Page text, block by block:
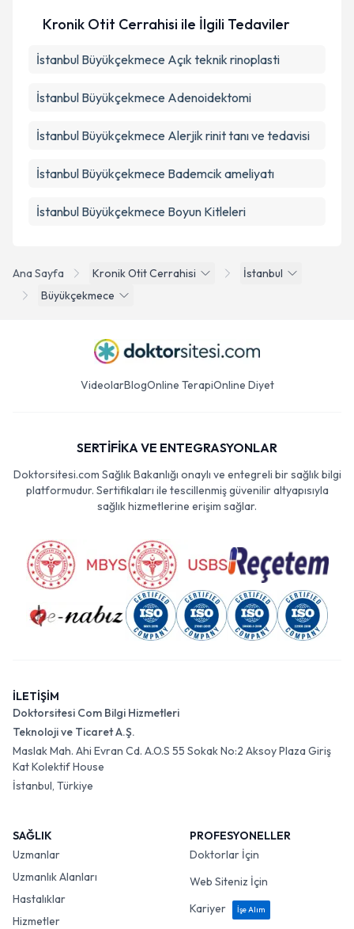
Ana Sayfa Kronik Otit Cerrahisi
İstanbul
Büyükçekmece
Kronik Otit Cerrahisi ile İlgili Tedaviler
İstanbul Büyükçekmece Açık teknik rinoplasti
İstanbul Büyükçekmece Adenoidektomi
İstanbul Büyükçekmece Alerjik rinit tanı ve tedavisi
İstanbul Büyükçekmece Bademcik ameliyatı
İstanbul Büyükçekmece Boyun Kitleleri
VideolarBlogOnline TerapiOnline Diyet
SERTİFİKA VE ENTEGRASYONLAR
Doktorsitesi.com Sağlık Bakanlığı onaylı ve entegreli bir sağlık bilgi
platformudur. Sertifikaları ile tescillenmiş güvenilir altyapısıyla
sağlık hizmetlerine erişim sağlar.
İLETİŞİM
Doktorsitesi Com Bilgi Hizmetleri
Teknoloji ve Ticaret A.Ş.
Maslak Mah. Ahi Evran Cd. A.O.S 55 Sokak No:2 Aksoy Plaza Giriş
Kat Kolektif House
İstanbul, Türkiye
SAĞLIK
Uzmanlar
Uzmanlık Alanları
Hastalıklar
Hizmetler
PROFESYONELLER
Doktorlar İçin
Web Siteniz İçin
Kariyer
İşe Alım